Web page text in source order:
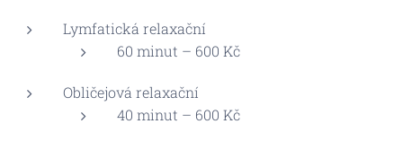
Lymfatická relaxační
60 minut – 600 Kč
Obličejová relaxační
40 minut – 600 Kč